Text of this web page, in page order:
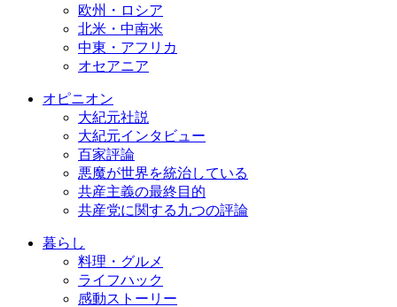
欧州・ロシア
北米・中南米
中東・アフリカ
オセアニア
オピニオン
大紀元社説
大紀元インタビュー
百家評論
悪魔が世界を統治している
共産主義の最終目的
共産党に関する九つの評論
暮らし
料理・グルメ
ライフハック
感動ストーリー